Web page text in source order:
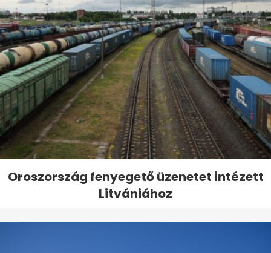
Oroszország fenyegető üzenetet intézett
Litvániához